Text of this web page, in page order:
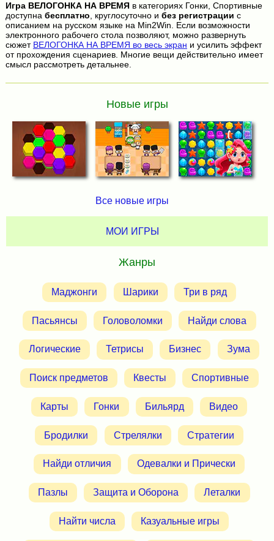
Игра ВЕЛОГОНКА НА ВРЕМЯв категориях Гонки, Спортивные
доступна бесплатно, круглосуточно и без регистрации с
описанием на русском языке на Min2Win. Если возможности
электронного рабочего стола позволяют, можно развернуть
сюжет ВЕЛОГОНКА НА ВРЕМЯ во весь экран и усилить эффект
от прохождения сценариев. Многие вещи действительно имеет
смысл рассмотреть детальнее.
Новые игры
Все новые игры
МОИ ИГРЫ
Жанры
Маджонги Шарики Три в ряд
Пасьянсы Головоломки Найди слова
Логические Тетрисы Бизнес Зума
Поиск предметов Квесты Спортивные
Карты Гонки Бильярд Видео
Бродилки Стрелялки Стратегии
Найди отличия Одевалки и Прически
Пазлы Защита и Оборона Леталки
Найти числа Казуальные игры